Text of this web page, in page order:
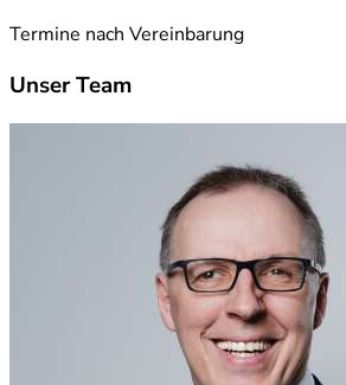
Termine nach Vereinbarung
Unser Team